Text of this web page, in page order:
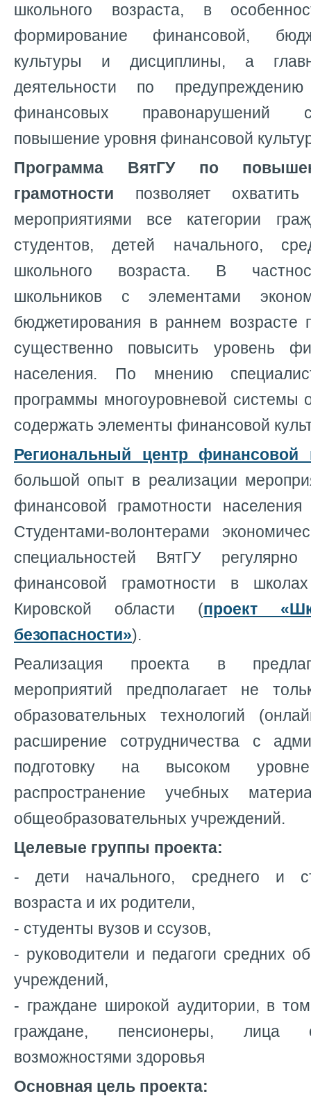
школьного возраста, в
формирование финансовой,
культуры и дисциплины, а
деятельности по
финансовых правонарушений
повышение уровня финансовой
Программа ВятГУ по
грамотности позволяет охватить
мероприятиями все категории
студентов, детей начального,
школьного возраста. В
школьников с элементами
бюджетирования в раннем возрасте
существенно повысить уровень
населения. По мнению
программы многоуровневой системы
содержать элементы финансовой
Региональный центр финансовой
большой опыт в реализации
финансовой грамотности населения
Студентами-волонтерами
специальностей ВятГУ
финансовой грамотности в
Кировской области (проект
безопасности»).
Реализация проекта в
мероприятий предполагает не
образовательных технологий
расширение сотрудничества с
подготовку на высоком
распространение учебных
общеобразовательных учреждений.
Целевые группы проекта:
- дети начального, среднего и
возраста и их родители,
- студенты вузов и ссузов,
- руководители и педагоги средних
учреждений,
- граждане широкой аудитории, в
граждане, пенсионеры, лица
возможностями здоровья
Основная цель проекта: